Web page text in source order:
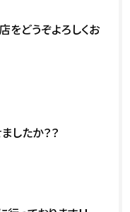
をどうぞよろしくお
したか？？